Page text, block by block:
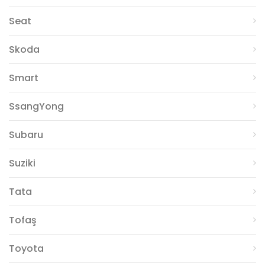
Seat
Skoda
Smart
SsangYong
Subaru
Suziki
Tata
Tofaş
Toyota